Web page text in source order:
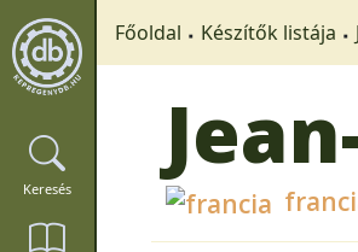
Keresés
Főoldal Készítők listája